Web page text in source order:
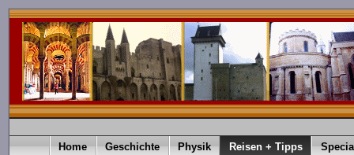
Home Geschichte Physik Reisen + Tipps